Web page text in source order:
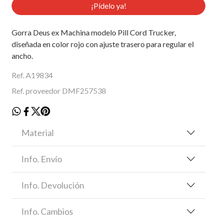
¡Pídelo ya!
Gorra Deus ex Machina modelo Pill Cord Trucker,
diseñada en color rojo con ajuste trasero para regular el
ancho.
Ref. A19834
Ref. proveedor DMF257538
Material
Info. Envío
Info. Devolución
Info. Cambios